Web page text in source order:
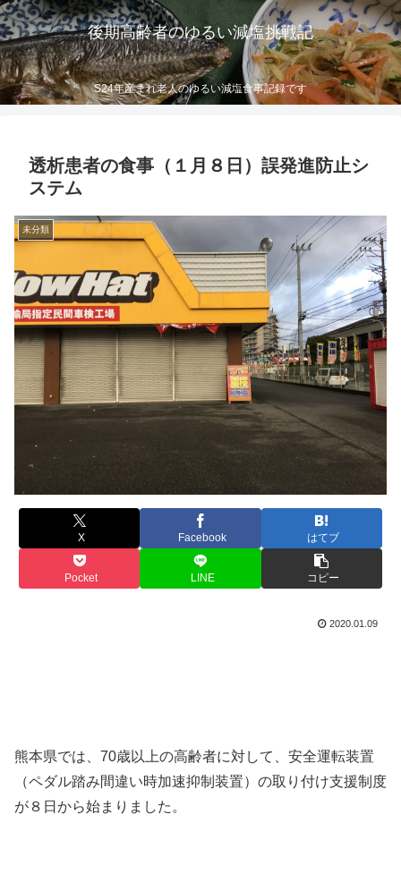
後期高齢者のゆるい減塩挑戦記
S24年産まれ老人のゆるい減塩食事記録です
透析患者の食事（１月８日）誤発進防止シ
ステム
未分類
X Facebook はてブ
Pocket LINE コピー
2020.01.09
熊本県では、70歳以上の高齢者に対して、安全運転装置
（ペダル踏み間違い時加速抑制装置）の取り付け支援制度
が８日から始まりました。